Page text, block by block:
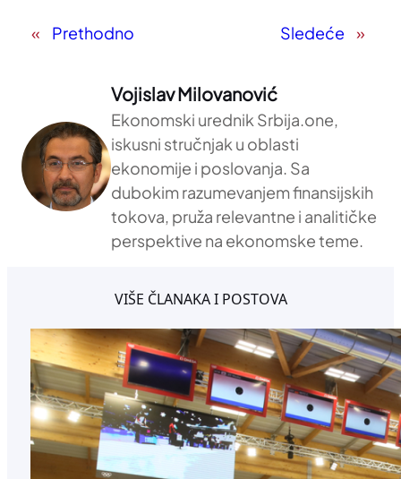
« Prethodno Sledeće »
Vojislav Milovanović
Ekonomski urednik Srbija.one,
iskusni stručnjak u oblasti
ekonomije i poslovanja. Sa
dubokim razumevanjem finansijskih
tokova, pruža relevantne i analitičke
perspektive na ekonomske teme.
VIŠE ČLANAKA I POSTOVA